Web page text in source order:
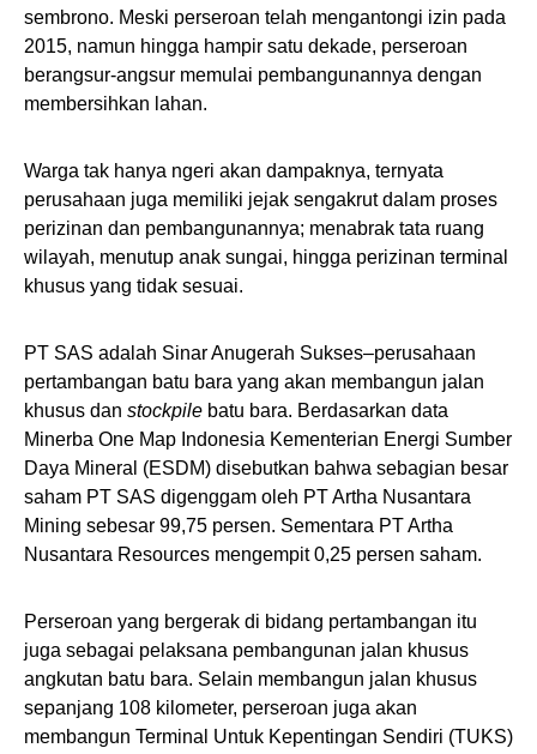
sembrono. Meski perseroan telah mengantongi izin pada
2015, namun hingga hampir satu dekade, perseroan
berangsur-angsur memulai pembangunannya dengan
membersihkan lahan.
Warga tak hanya ngeri akan dampaknya, ternyata
perusahaan juga memiliki jejak sengakrut dalam proses
perizinan dan pembangunannya; menabrak tata ruang
wilayah, menutup anak sungai, hingga perizinan terminal
khusus yang tidak sesuai.
PT SAS adalah Sinar Anugerah Sukses–perusahaan
pertambangan batu bara yang akan membangun jalan
khusus dan stockpile batu bara. Berdasarkan data
Minerba One Map Indonesia Kementerian Energi Sumber
Daya Mineral (ESDM) disebutkan bahwa sebagian besar
saham PT SAS digenggam oleh PT Artha Nusantara
Mining sebesar 99,75 persen. Sementara PT Artha
Nusantara Resources mengempit 0,25 persen saham.
Perseroan yang bergerak di bidang pertambangan itu
juga sebagai pelaksana pembangunan jalan khusus
angkutan batu bara. Selain membangun jalan khusus
sepanjang 108 kilometer, perseroan juga akan
membangun Terminal Untuk Kepentingan Sendiri (TUKS)